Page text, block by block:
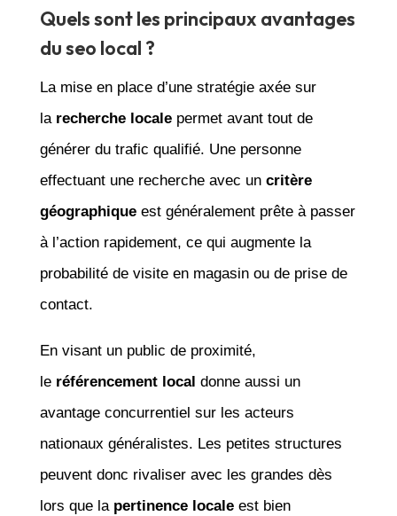
Quels sont les principaux avantages
du seo local ?
La mise en place d’une stratégie axée sur
la recherche localepermet avant tout de
générer du trafic qualifié. Une personne
effectuant une recherche avec un critère
géographiqueest généralement prête à passer
à l’action rapidement, ce qui augmente la
probabilité de visite en magasin ou de prise de
contact.
En visant un public de proximité,
le référencement local donne aussi un
avantage concurrentiel sur les acteurs
nationaux généralistes. Les petites structures
peuvent donc rivaliser avec les grandes dès
lors que la pertinence localeest bien